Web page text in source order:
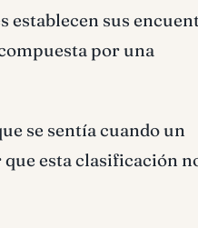
establecen sus
por una
se sentía cuando un
esta clasificación